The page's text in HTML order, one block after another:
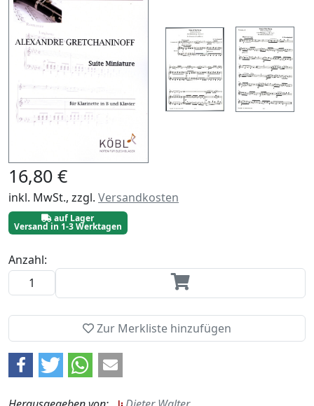
16,80 €
inkl. MwSt., zzgl. Versandkosten
auf Lager
Versand in 1-3 Werktagen
Anzahl:
Zur Merkliste hinzufügen